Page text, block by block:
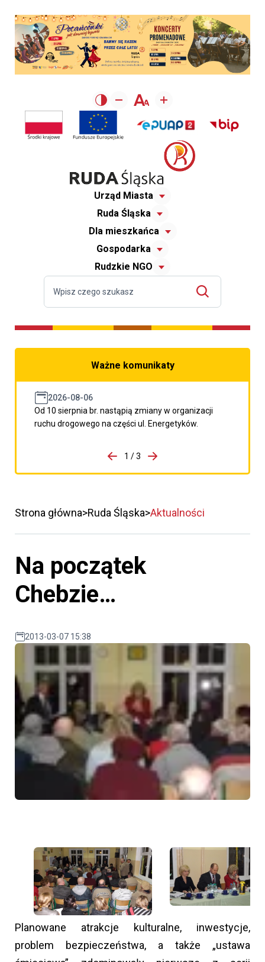
Urząd Miasta
Ruda Śląska
Dla mieszkańca
Gospodarka
Rudzkie NGO
Ważne komunikaty
2026-08-06
Od 10 sierpnia br. nastąpią zmiany w organizacji
ruchu drogowego na części ul. Energetyków.
porzpedniego komunikatu
1 / 3
Przejdź do następnego
Strona główna Ruda Śląska Aktualności
Na początek
Chebzie…
2013-03-07 15:38
Planowane atrakcje kulturalne, inwestycje,
problem bezpieczeństwa, a także „ustawa